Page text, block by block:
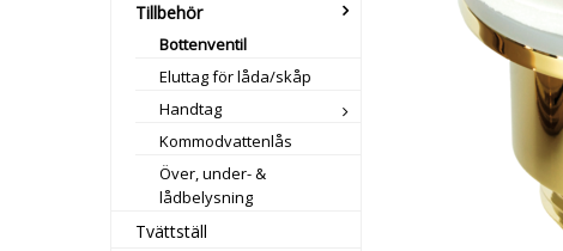
Tillbehör
Bottenventil
Eluttag för låda/skåp
Handtag
Kommodvattenlås
Över, under- &
lådbelysning
Tvättställ